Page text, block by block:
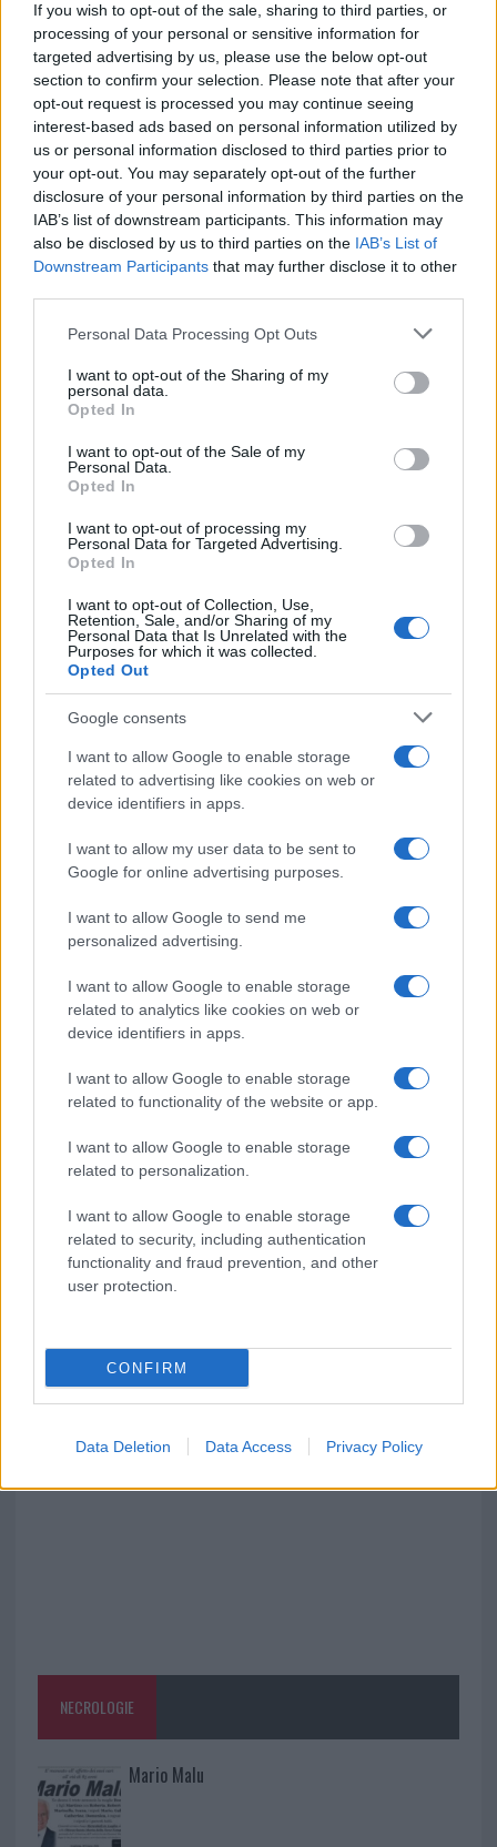
If you wish to opt-out of the sale, sharing to third parties, or
processing of your personal or sensitive information for
targeted advertising by us, please use the below opt-out
section to confirm your selection. Please note that after your
opt-out request is processed you may continue seeing
interest-based ads based on personal information utilized by
us or personal information disclosed to third parties prior to
your opt-out. You may separately opt-out of the further
disclosure of your personal information by third parties on the
IAB’s list of downstream participants. This information may
also be disclosed by us to third parties on the IAB’s List of
Downstream Participants that may further disclose it to other
Please note that this website/app uses one or more Google
not limited to your visit or usage behaviour. You may click to
grant or deny consent to Google and its third-party tags to
use your data for below specified purposes in below Google
consent section.
Personal Data Processing Opt Outs
I want to opt-out of the Sharing of my
personal data.
Opted In
I want to opt-out of the Sale of my
Personal Data.
Opted In
I want to opt-out of processing my
Personal Data for Targeted Advertising.
Opted In
I want to opt-out of Collection, Use,
Retention, Sale, and/or Sharing of my
Personal Data that Is Unrelated with the
Purposes for which it was collected.
Opted Out
Google consents
I want to allow Google to enable storage
related to advertising like cookies on web or
device identifiers in apps.
I want to allow my user data to be sent to
Google for online advertising purposes.
I want to allow Google to send me
personalized advertising.
I want to allow Google to enable storage
related to analytics like cookies on web or
device identifiers in apps.
I want to allow Google to enable storage
related to functionality of the website or app.
I want to allow Google to enable storage
related to personalization.
I want to allow Google to enable storage
related to security, including authentication
functionality and fraud prevention, and other
user protection.
CONFIRM
Data Deletion Data Access Privacy Policy
i tuoi video e le tue foto
Su WhatsApp al numero +39
345 356 7512
Notizie in tempo reale?
Entra nel canale telegram di
GalluraOggi.it
Ricevi le nostre ultime news
Condividi l'articolo
F
a
ce
b
o
o
k
T
w
it
te
r
n
te
st
W
h
at
A
p
p
h
a
Articolo precedente
NOTIZIE RECENTI
Delta Center
Meteo Olbia 9 agosto, temperature in calo
Salmo finisce in ospedale a Catania, ma il tour
va avanti: “Sicilia, ci sono”
Jovanotti, Gabry Ponte e Alfa: Olbia ombelico del
mondo per una notte
Giorgia Meloni a La Maddalena, la vicesindaco:
“Orgoglio e discrezione per visita privata̶…
Incendio nella notte a Olbia, a fuoco due furgoni
A fuoco un deposito con bombole, intervento dei
NECROLOGIE
Mario Malu